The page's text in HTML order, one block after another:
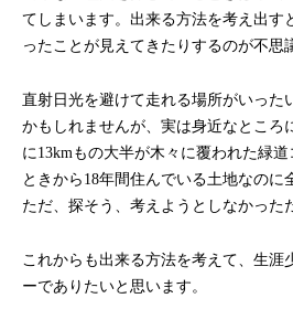
てしまいます。出来る方法を考え出す
ったことが見えてきたりするのが不思
直射日光を避けて走れる場所がいった
かもしれませんが、実は身近なところ
に13kmもの大半が木々に覆われた緑
ときから18年間住んでいる土地なのに
ただ、探そう、考えようとしなかった
これからも出来る方法を考えて、生涯
ーでありたいと思います。